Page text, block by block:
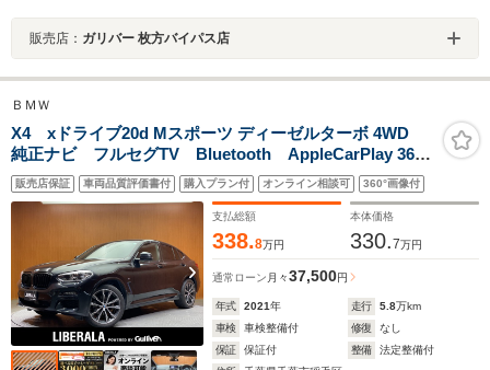
販売店： ガリバー 枚方バイパス店
ＢＭＷ
X4 xドライブ20d Mスポーツ ディーゼルターボ 4WD
純正ナビ フルセグTV Bluetooth AppleCarPlay 360°
カメラ ブラウンレザーシート シートH インテリジェ
ントセーフティ ACC BSM LKA 20インチAW M
エアロダイナミクス・パッケージ ETC
販売店保証 車両品質評価書付 購入プラン付 オンライン相談可 360°画像付
支払総額
338.8万円
本体価格
330.7万円
通常ローン 月々37,500円
年式 2021年 走行 5.8万km
車検
車検整備付 修復
なし
保証
保証付 整備
法定整備付